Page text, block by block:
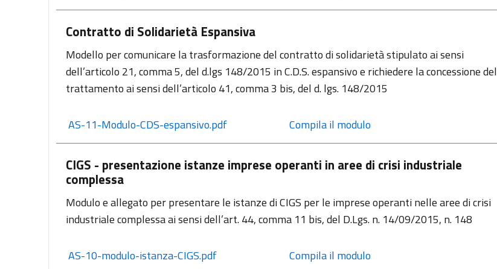
Contratto di Solidarietà Espansiva
Modello per comunicare la trasformazione del contratto di solidarietà stipulato ai sensi
dell’articolo 21, comma 5, del d.lgs 148/2015 in C.D.S. espansivo e richiedere la concessione del
trattamento ai sensi dell’articolo 41, comma 3 bis, del d. lgs. 148/2015
AS-11-Modulo-CDS-espansivo.pdf Compila il modulo
CIGS - presentazione istanze imprese operanti in aree di crisi industriale
complessa
Modulo e allegato per presentare le istanze di CIGS per le imprese operanti nelle aree di crisi
industriale complessa ai sensi dell’art. 44, comma 11 bis, del D.Lgs. n. 14/09/2015, n. 148
AS-10-modulo-istanza-CIGS.pdf Compila il modulo